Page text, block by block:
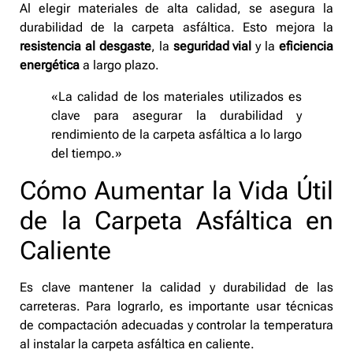
Al elegir materiales de alta calidad, se asegura la
durabilidad de la carpeta asfáltica. Esto mejora la
resistencia al desgaste, la seguridad vial y la eficiencia
energética a largo plazo.
«La calidad de los materiales utilizados es
clave para asegurar la durabilidad y
rendimiento de la carpeta asfáltica a lo largo
del tiempo.»
Cómo Aumentar la Vida Útil
de la Carpeta Asfáltica en
Caliente
Es clave mantener la calidad y durabilidad de las
carreteras. Para lograrlo, es importante usar técnicas
de compactación adecuadas y controlar la temperatura
al instalar la carpeta asfáltica en caliente.